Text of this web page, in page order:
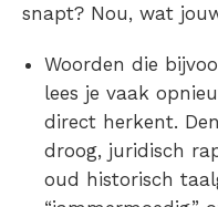
snapt? Nou, wat
Woorden die
lees je vaak
direct herkent.
droog, juridisch
oud historisch